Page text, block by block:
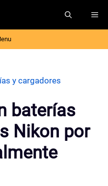
y cargadores
baterías
Nikon por